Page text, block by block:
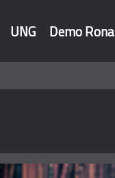
UNG Demo Rona